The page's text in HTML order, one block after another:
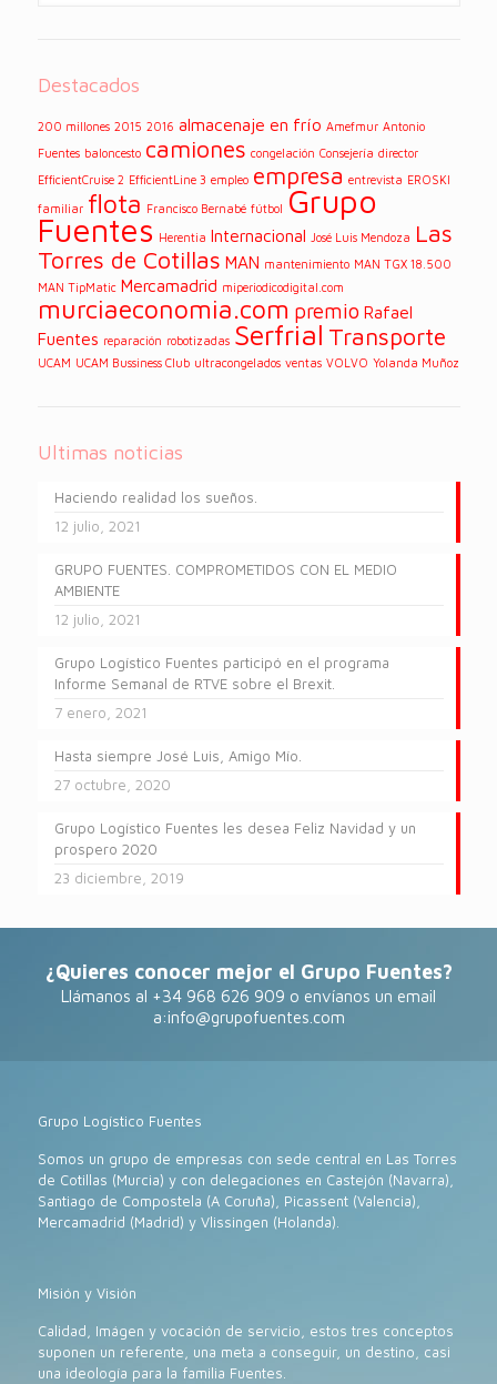
Destacados
200 millones 2015 2016 almacenaje en frío Amefmur Antonio
Fuentes baloncesto camiones congelación Consejería director
EfficientCruise 2 EfficientLine 3 empleo empresa entrevista EROSKI
familiar flota Francisco Bernabé fútbol Grupo
Fuentes Herentia Internacional José Luis Mendoza Las
Torres de Cotillas MAN mantenimiento MAN TGX 18.500
MAN TipMatic Mercamadrid miperiodicodigital.com
murciaeconomia.com premio Rafael
Fuentes reparación robotizadas Serfrial Transporte
UCAM UCAM Bussiness Club ultracongelados ventas VOLVO Yolanda Muñoz
Ultimas noticias
Haciendo realidad los sueños.
12 julio, 2021
GRUPO FUENTES. COMPROMETIDOS CON EL MEDIO
AMBIENTE
12 julio, 2021
Grupo Logístico Fuentes participó en el programa
Informe Semanal de RTVE sobre el Brexit.
7 enero, 2021
Hasta siempre José Luis, Amigo Mío.
27 octubre, 2020
Grupo Logístico Fuentes les desea Feliz Navidad y un
prospero 2020
23 diciembre, 2019
¿Quieres conocer mejor el Grupo Fuentes?
Llámanos al +34 968 626 909 o envíanos un email
a:info@grupofuentes.com
Grupo Logístico Fuentes
Somos un grupo de empresas con sede central en Las Torres
de Cotillas (Murcia) y con delegaciones en Castejón (Navarra),
Santiago de Compostela (A Coruña), Picassent (Valencia),
Mercamadrid (Madrid) y Vlissingen (Holanda).
Misión y Visión
Calidad, Imágen y vocación de servicio, estos tres conceptos
suponen un referente, una meta a conseguir, un destino, casi
una ideología para la familia Fuentes.